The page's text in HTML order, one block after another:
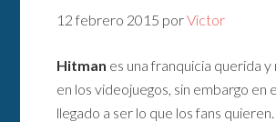
12 febrero 2015 porVictor
Hitman es una franquicia querida
en los videojuegos, sin embargo en
llegado a ser lo que los fans quieren.